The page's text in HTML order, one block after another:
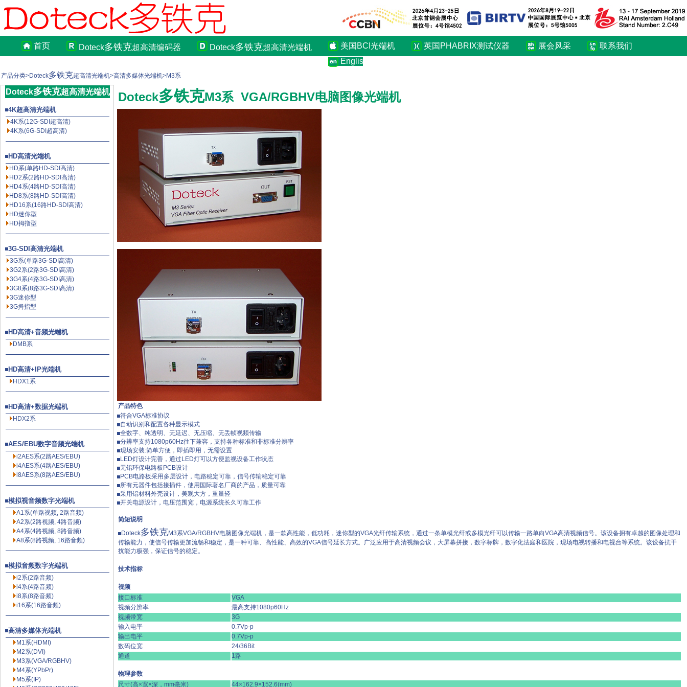
首页 Doteck多铁克超高清编码器 Doteck多铁克超高清光端机 美国BCI光端机 英国PHABRIX测试仪器 展会风采
联系我们
English
产品分类>Doteck多铁克超高清光端机>高清多媒体光端机>M3系
Doteck多铁克超高清光端机
4K超高清光端机
4K系(12G-SDI超高清)
4K系(6G-SDI超高清)
HD高清光端机
HD系(单路HD-SDI高清)
HD2系(2路HD-SDI高清)
HD4系(4路HD-SDI高清)
HD8系(8路HD-SDI高清)
HD16系(16路HD-SDI高清)
HD迷你型
HD拇指型
3G-SDI高清光端机
3G系(单路3G-SDI高清)
3G2系(2路3G-SDI高清)
3G4系(4路3G-SDI高清)
3G8系(8路3G-SDI高清)
3G迷你型
3G拇指型
HD高清+音频光端机
DMB系
HD高清+IP光端机
HDX1系
HD高清+数据光端机
HDX2系
AES/EBU数字音频光端机
i2AES系(2路AES/EBU)
i4AES系(4路AES/EBU)
i8AES系(8路AES/EBU)
模拟视音频数字光端机
A1系(单路视频, 2路音频)
A2系(2路视频, 4路音频)
A4系(4路视频, 8路音频)
A8系(8路视频, 16路音频)
模拟音频数字光端机
i2系(2路音频)
i4系(4路音频)
i8系(8路音频)
i16系(16路音频)
高清多媒体光端机
M1系(HDMI)
M2系(DVI)
M3系(VGA/RGBHV)
M4系(YPbPr)
M5系(IP)
Doteck多铁克M3系 VGA/RGBHV电脑图像光端机
产品特色
符合VGA标准协议
自动识别和配置各种显示模式
全数字、纯透明、无延迟、无压缩、无丢帧视频传输
分辨率支持1080p60Hz往下兼容，支持各种标准和非标准分辨率
现场安装:简单方便，即插即用，无需设置
LED灯设计完善，通过LED灯可以方便监视设备工作状态
无铅环保电路板PCB设计
PCB电路板采用多层设计，电路稳定可靠，信号传输稳定可靠
所有元器件包括接插件，使用国际著名厂商的产品，质量可靠
采用铝材料外壳设计，美观大方，重量轻
开关电源设计，电压范围宽，电源系统长久可靠工作
简短说明
Doteck多铁克M3系VGA/RGBHV电脑图像光端机，是一款高性能，低功耗，迷你型的VGA光纤传输系统，通过一条单模光纤或多模光纤可以传输一路单向VGA高清视频信号。该设备拥有卓越的图像处理和
传输能力，使信号传输更加流畅和稳定，是一种可靠、高性能、高效的VGA信号延长方式。广泛应用于高清视频会议，大屏幕拼接，数字标牌，数字化法庭和医院，现场电视转播和电视台等系统。该设备抗干
扰能力极强，保证信号的稳定。
技术指标
视频
接口标准
VGA
视频分辨率
最高支持1080p60Hz
视频带宽
3G
输入电平
0.7Vp-p
输出电平
0.7Vp-p
数码位宽
24/36Bit
通道
1路
物理参数
尺寸(高×宽×深，mm毫米)
44×162.9×152.6(mm)